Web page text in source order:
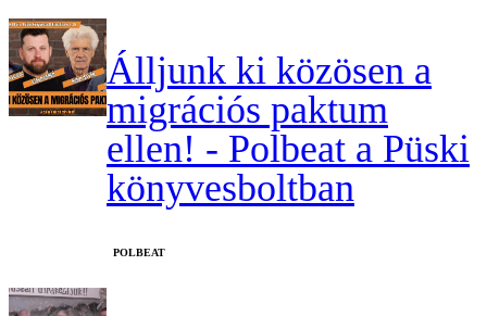
Álljunk ki közösen a
migrációs paktum
ellen! - Polbeat a Püski
könyvesboltban
‎POLBEAT